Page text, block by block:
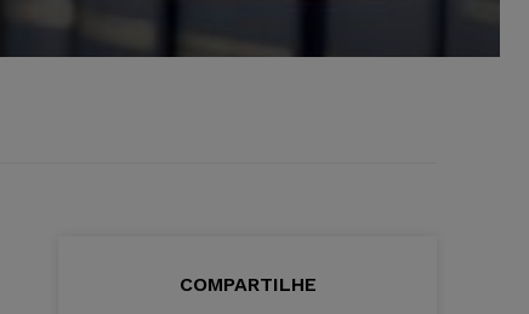
COMPARTILHE